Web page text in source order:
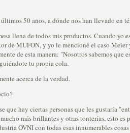
50 años, a dónde nos han llevado en
llena de todos mis productos. Cuando
de MUFON, y yo le mencioné el caso
de esta manera: "Nosotros sabemos que
tu propia cola.
acerca de la verdad.
hay ciertas personas que les gustaría
más brillantes y otras tonterías, esto
OVNI con todas esas innumerables